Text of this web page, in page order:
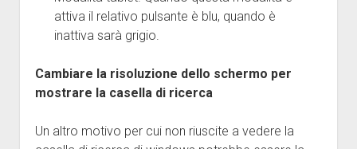
attiva il relativo pulsante è blu, quando è
inattiva sarà grigio.
Cambiare la risoluzione dello schermo per
mostrare la casella di ricerca
Un altro motivo per cui non riuscite a vedere la